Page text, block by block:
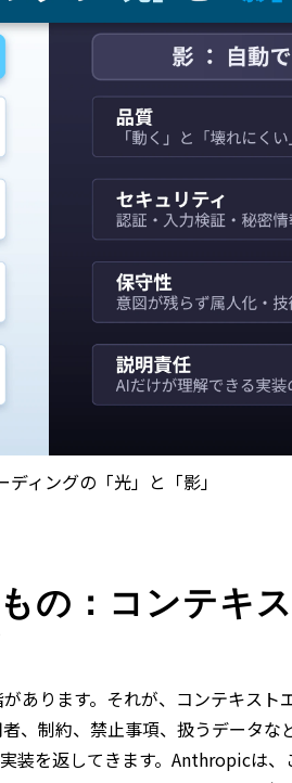
ィングの「光」と「影」
の：コンテキ
あります。それが、コンテキス
、制約、禁止事項、扱うデータ
装を返してきます。Anthropicは